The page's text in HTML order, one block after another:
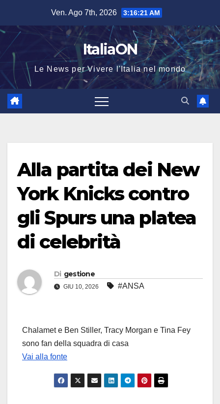
contenuto
Ven. Ago 7th, 2026 3:16:21 AM
ItaliaON
Le News per Vivere l'Italia nel mondo
Alla partita dei New
York Knicks contro
gli Spurs una platea
di celebrità
Di gestione
GIU 10, 2026 #ANSA
Chalamet e Ben Stiller, Tracy Morgan e Tina Fey
sono fan della squadra di casa
Vai alla fonte